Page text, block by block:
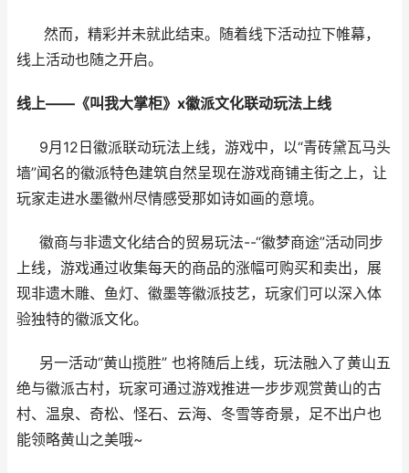
然而，精彩并未就此结束。随着线下活动拉下帷幕，
线上活动也随之开启。
线上——《叫我大掌柜》x徽派文化联动玩法上线
9月12日徽派联动玩法上线，游戏中，以“青砖黛瓦马头
墙”闻名的徽派特色建筑自然呈现在游戏商铺主街之上，让
玩家走进水墨徽州尽情感受那如诗如画的意境。
徽商与非遗文化结合的贸易玩法--“徽梦商途”活动同步
上线，游戏通过收集每天的商品的涨幅可购买和卖出，展
现非遗木雕、鱼灯、徽墨等徽派技艺，玩家们可以深入体
验独特的徽派文化。
另一活动“黄山揽胜” 也将随后上线，玩法融入了黄山五
绝与徽派古村，玩家可通过游戏推进一步步观赏黄山的古
村、温泉、奇松、怪石、云海、冬雪等奇景，足不出户也
能领略黄山之美哦~